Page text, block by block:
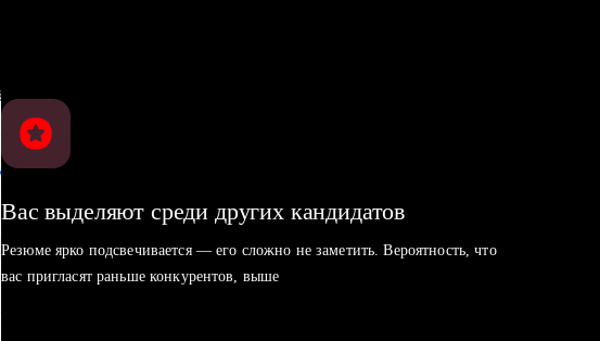
Вас выделяют среди других кандидатов
Резюме ярко подсвечивается — его сложно не заметить. Вероятность, что
вас пригласят раньше конкурентов, выше